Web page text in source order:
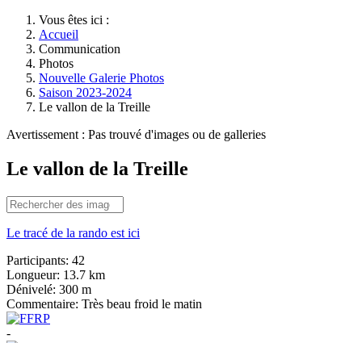
Vous êtes ici :
Accueil
Communication
Photos
Nouvelle Galerie Photos
Saison 2023-2024
Le vallon de la Treille
Avertissement : Pas trouvé d'images ou de galleries
Le vallon de la Treille
Le tracé de la rando est ici
Participants: 42
Longueur: 13.7 km
Dénivelé: 300 m
Commentaire: Très beau froid le matin
-